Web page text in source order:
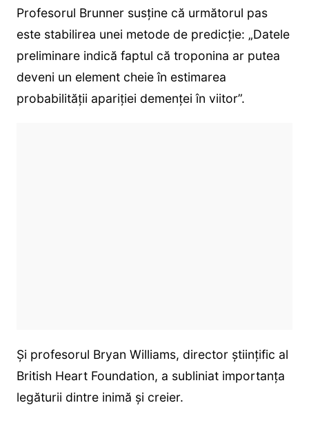
Profesorul Brunner susține că următorul pas
este stabilirea unei metode de predicție: „Datele
preliminare indică faptul că troponina ar putea
deveni un element cheie în estimarea
probabilității apariției demenței în viitor”.
Și profesorul Bryan Williams, director științific al
British Heart Foundation, a subliniat importanța
legăturii dintre inimă și creier.